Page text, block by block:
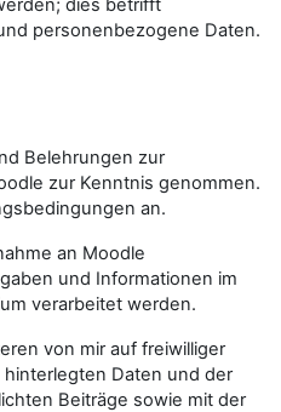
dies betrifft
personenbezogene Daten.
Belehrungen zur
zur Kenntnis genommen.
an.
an Moodle
und Informationen im
verarbeitet werden.
von mir auf freiwilliger
Daten und der
Beiträge sowie mit der